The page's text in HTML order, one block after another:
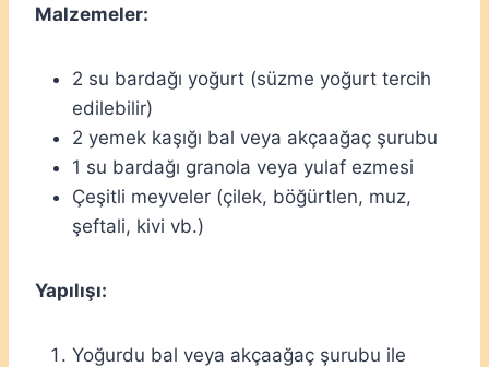
Malzemeler:
2 su bardağı yoğurt (süzme yoğurt tercih
edilebilir)
2 yemek kaşığı bal veya akçaağaç şurubu
1 su bardağı granola veya yulaf ezmesi
Çeşitli meyveler (çilek, böğürtlen, muz,
şeftali, kivi vb.)
Yapılışı:
Yoğurdu bal veya akçaağaç şurubu ile